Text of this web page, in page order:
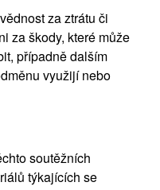
za ztrátu či
za škody, které může
případně dalším
využijí nebo
soutěžních
týkajících se